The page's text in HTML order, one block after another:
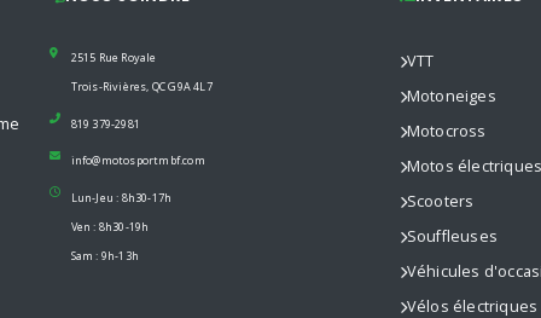
2515 Rue Royale
Trois-Rivières, QC G9A 4L7
819 379-2981
info@motosportmbf.com
Lun-Jeu : 8h30-17h
Ven : 8h30-19h
Sam : 9h-13h
VTT
Motoneiges
Motocross
Motos électriques
Scooters
Souffleuses
Véhicules
Vélos électriques